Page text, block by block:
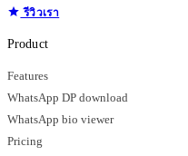
รีวิวเรา
Product
Features
WhatsApp DP download
WhatsApp bio viewer
Pricing